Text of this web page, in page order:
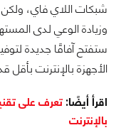
شبكات اللاي فاي،
وزيادة الوعي لدى
ستفتح آفاقًا جديدة
الأجهزة بالإنترنت
اقرأ أيضًا:
بالإنترنت